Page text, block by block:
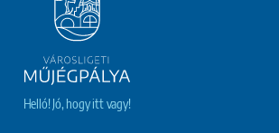
Helló! Jó, hogy itt vagy!